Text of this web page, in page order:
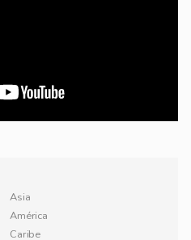
Asia
América
Caribe